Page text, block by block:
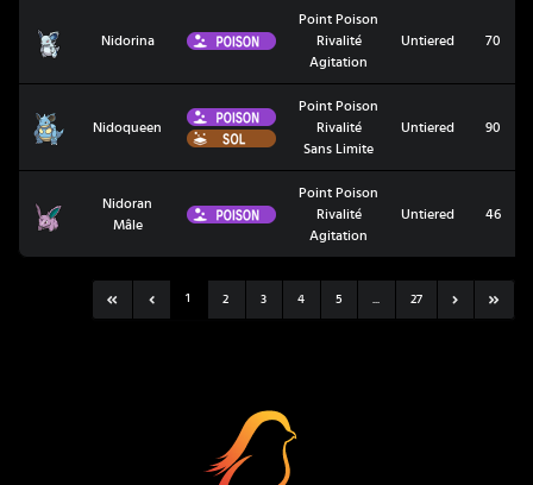
Nidorina Poison
Point Poison
Rivalité
Agitation
Untiered 70
Nidoqueen
Poison
Sol
Point Poison
Rivalité
Sans Limite
Untiered 90
Nidoran Mâle
Nidoran
Mâle
Poison
Point Poison
Rivalité
Agitation
Untiered 46
1 2 3 4 5 27